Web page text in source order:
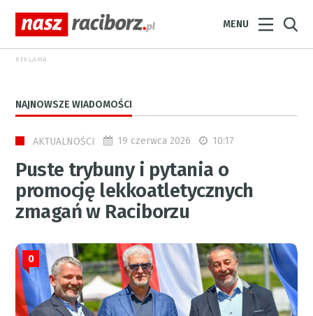
MENU
REKLAMA
NAJNOWSZE WIADOMOŚCI
AKTUALNOŚCI 19 czerwca 2026 10:17
Puste trybuny i pytania o
promocję lekkoatletycznych
zmagań w Raciborzu
0